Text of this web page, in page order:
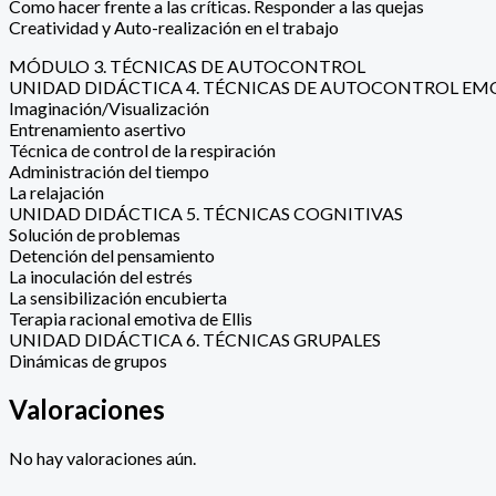
Como hacer frente a las críticas. Responder a las quejas
Creatividad y Auto-realización en el trabajo
MÓDULO 3. TÉCNICAS DE AUTOCONTROL
UNIDAD DIDÁCTICA 4. TÉCNICAS DE AUTOCONTROL
Imaginación/Visualización
Entrenamiento asertivo
Técnica de control de la respiración
Administración del tiempo
La relajación
UNIDAD DIDÁCTICA 5. TÉCNICAS COGNITIVAS
Solución de problemas
Detención del pensamiento
La inoculación del estrés
La sensibilización encubierta
Terapia racional emotiva de Ellis
UNIDAD DIDÁCTICA 6. TÉCNICAS GRUPALES
Dinámicas de grupos
Valoraciones
No hay valoraciones aún.